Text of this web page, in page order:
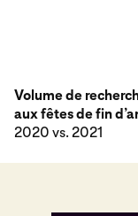
Volume de
aux fêtes de fin
2020 vs. 2021